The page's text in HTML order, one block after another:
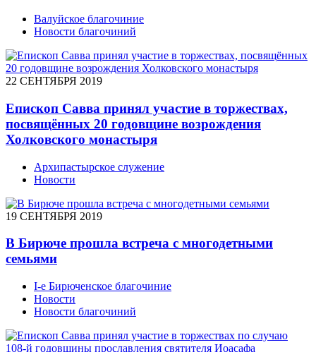
Валуйское благочиние
Новости благочиний
22 СЕНТЯБРЯ 2019
Епископ Савва принял участие в торжествах,
посвящённых 20 годовщине возрождения
Холковского монастыря
Архипастырское служение
Новости
19 СЕНТЯБРЯ 2019
В Бирюче прошла встреча с многодетными
семьями
I-е Бирюченское благочиние
Новости
Новости благочиний